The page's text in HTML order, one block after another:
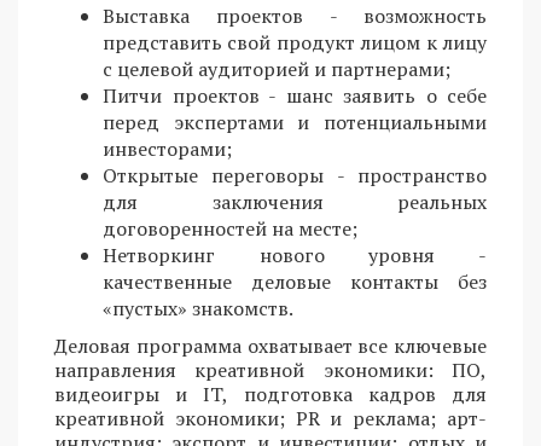
Выставка проектов - возможность
представить свой продукт лицом к лицу
с целевой аудиторией и партнерами;
Питчи проектов - шанс заявить о себе
перед экспертами и потенциальными
инвесторами;
Открытые переговоры - пространство
для заключения реальных
договоренностей на месте;
Нетворкинг нового уровня -
качественные деловые контакты без
«пустых» знакомств.
Деловая программа охватывает все ключевые
направления креативной экономики: ПО,
видеоигры и IT, подготовка кадров для
креативной экономики; PR и реклама; арт-